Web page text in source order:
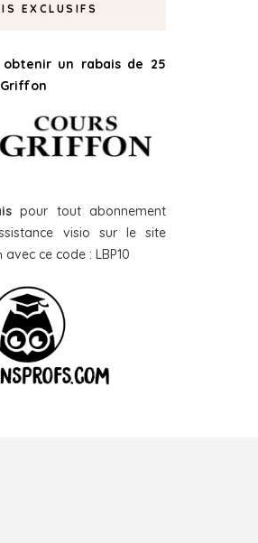
EXCLUSIFS
obtenir un rabais de 25
pour tout abonnement
visio sur le site
avec ce code : LBP10